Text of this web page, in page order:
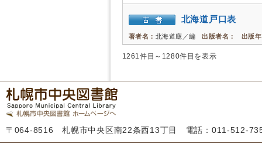
北海道戸口表
著者名： 北海道廰／編 出版者名： 出版
1261件目～1280件目を表示
〒064-8516 札幌市中央区南22条西13丁目 電話：011-512-